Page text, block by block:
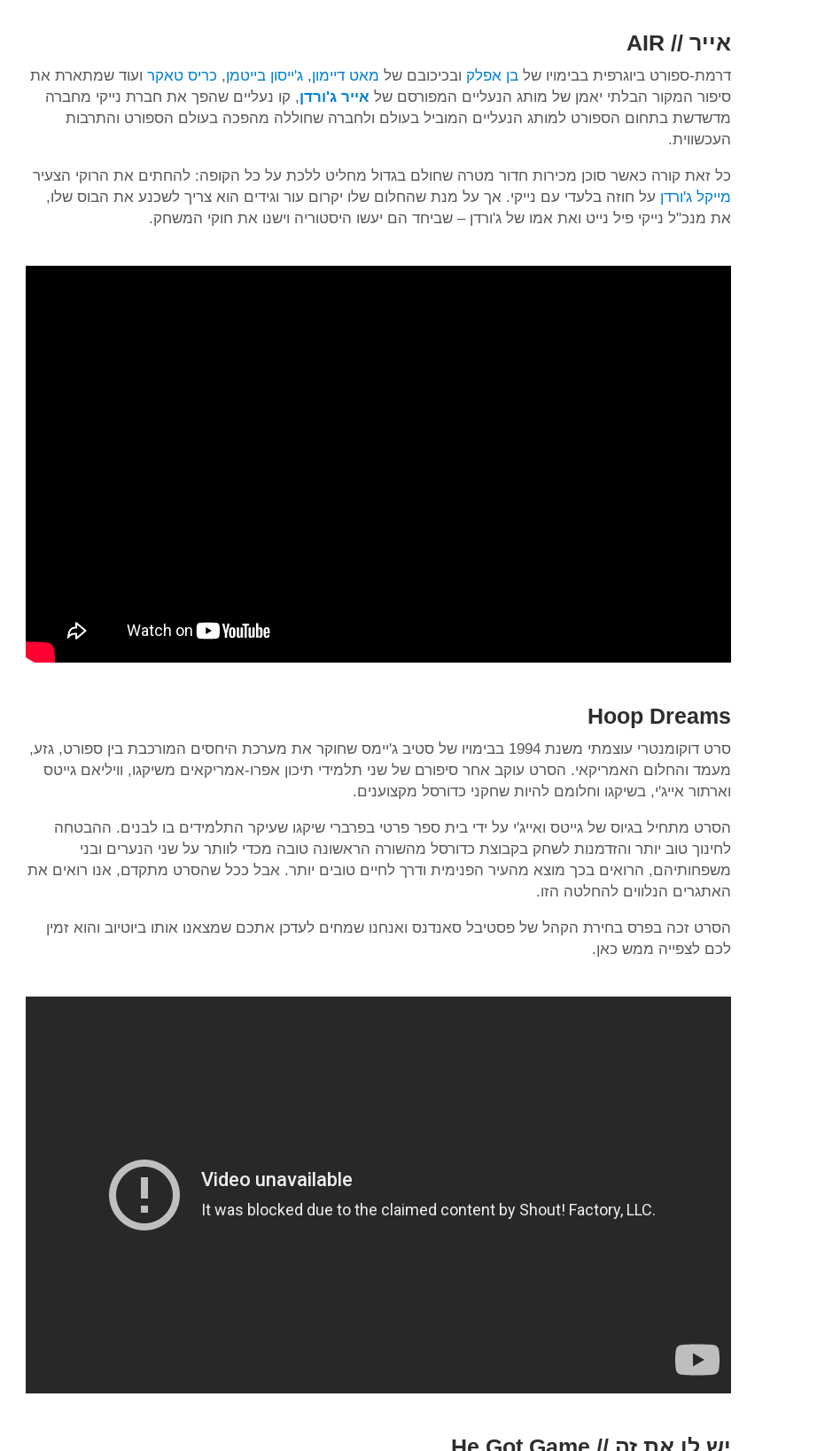
אייר // AIR
דרמת-ספורט ביוגרפית בבימויו של בן אפלק ובכיכובם של מאט דיימון, ג'ייסון בייטמן, כריס טאקר ועוד שמתארת את
סיפור המקור הבלתי יאמן של מותג הנעליים המפורסם של אייר ג'ורדן, קו נעליים שהפך את חברת נייקי מחברה
מדשדשת בתחום הספורט למותג הנעליים המוביל בעולם ולחברה שחוללה מהפכה בעולם הספורט והתרבות
העכשווית.
כל זאת קורה כאשר סוכן מכירות חדור מטרה שחולם בגדול מחליט ללכת על כל הקופה: להחתים את הרוקי הצעיר
מייקל ג'ורדן על חוזה בלעדי עם נייקי. אך על מנת שהחלום שלו יקרום עור וגידים הוא צריך לשכנע את הבוס שלו,
את מנכ"ל נייקי פיל נייט ואת אמו של ג'ורדן – שביחד הם יעשו היסטוריה וישנו את חוקי המשחק.
Hoop Dreams
סרט דוקומנטרי עוצמתי משנת 1994 בבימויו של סטיב ג'יימס שחוקר את מערכת היחסים המורכבת בין ספורט, גזע,
מעמד והחלום האמריקאי. הסרט עוקב אחר סיפורם של שני תלמידי תיכון אפרו-אמריקאים משיקגו, וויליאם גייטס
וארתור אייג'י, בשיקגו וחלומם להיות שחקני כדורסל מקצוענים.
הסרט מתחיל בגיוס של גייטס ואייג'י על ידי בית ספר פרטי בפרברי שיקגו שעיקר התלמידים בו לבנים. ההבטחה
לחינוך טוב יותר והזדמנות לשחק בקבוצת כדורסל מהשורה הראשונה טובה מכדי לוותר על שני הנערים ובני
משפחותיהם, הרואים בכך מוצא מהעיר הפנימית ודרך לחיים טובים יותר. אבל ככל שהסרט מתקדם, אנו רואים את
האתגרים הנלווים להחלטה הזו.
הסרט זכה בפרס בחירת הקהל של פסטיבל סאנדנס ואנחנו שמחים לעדכן אתכם שמצאנו אותו ביוטיוב והוא זמין
לכם לצפייה ממש כאן.